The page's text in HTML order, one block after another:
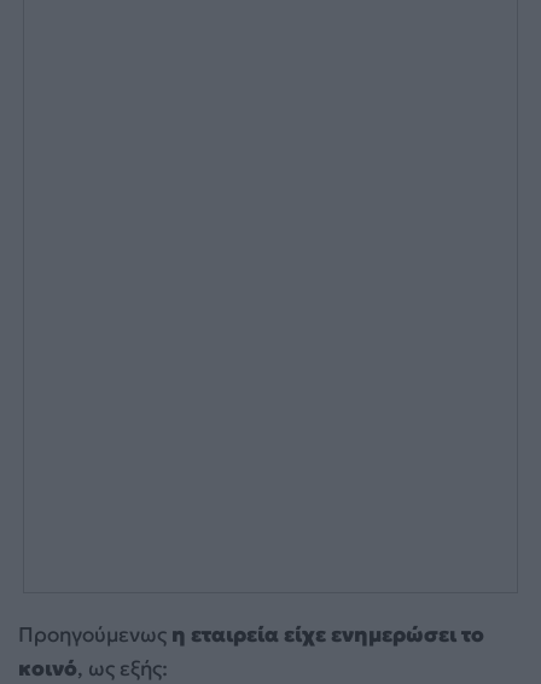
Προηγούμενως η εταιρεία είχε ενημερώσει το
κοινό, ως εξής: